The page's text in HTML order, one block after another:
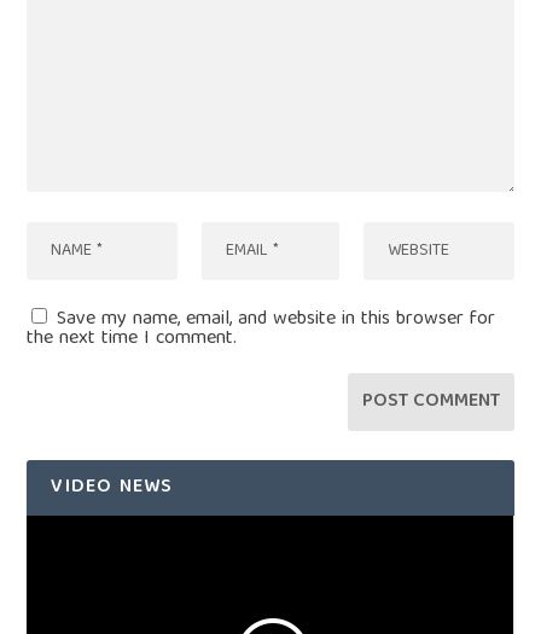
Save my name, email, and website in this browser for
the next time I comment.
VIDEO NEWS